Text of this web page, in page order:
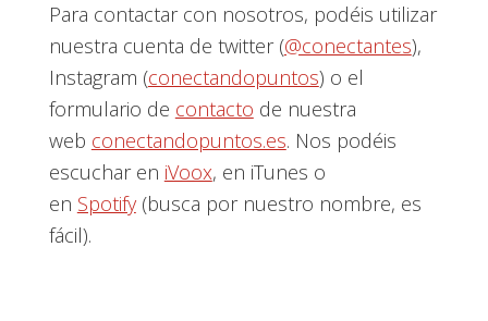
Para contactar con nosotros, podéis utilizar
nuestra cuenta de twitter (@conectantes),
Instagram (conectandopuntos) o el
formulario de contacto de nuestra
web conectandopuntos.es. Nos podéis
escuchar en iVoox, en iTunes o
en Spotify(busca por nuestro nombre, es
fácil).